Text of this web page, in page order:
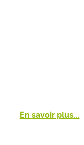
En savoir plus...